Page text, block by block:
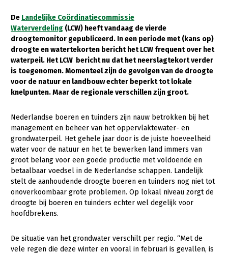
Sterk ondernemerschap
Transitiepaden
Thema’s
Gezonde planten
Gezonde dieren
Bodem en water
Platteland en omgeving
Mens, ondernemerschap en onderwijs
Internationaal
Sectoren
Biologische Landbouw
De Landelijke Coördinatiecommissie
Waterverdeling (LCW) heeft vandaag de vierde
droogtemonitor gepubliceerd. In een periode met (kans op)
droogte en watertekorten bericht het LCW frequent over het
waterpeil. Het LCW bericht nu dat het neerslagtekort verder
is toegenomen. Momenteel zijn de gevolgen van de droogte
voor de natuur en landbouw echter beperkt tot lokale
knelpunten. Maar de regionale verschillen zijn groot.
Nederlandse boeren en tuinders zijn nauw betrokken bij het
management en beheer van het oppervlaktewater- en
grondwaterpeil. Het gehele jaar door is de juiste hoeveelheid
water voor de natuur en het te bewerken land immers van
groot belang voor een goede productie met voldoende en
betaalbaar voedsel in de Nederlandse schappen. Landelijk
stelt de aanhoudende droogte boeren en tuinders nog niet tot
onoverkoombaar grote problemen. Op lokaal niveau zorgt de
droogte bij boeren en tuinders echter wel degelijk voor
hoofdbrekens.
De situatie van het grondwater verschilt per regio. “Met de
vele regen die deze winter en vooral in februari is gevallen, is